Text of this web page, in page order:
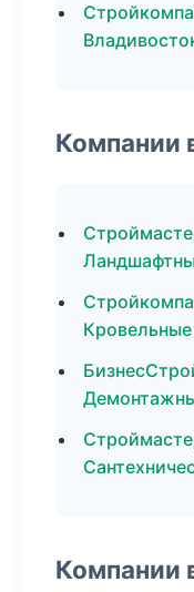
Компании
Компании